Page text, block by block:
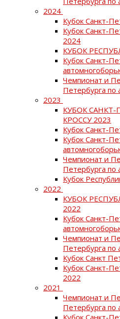
2024
Кубок Санкт-
Кубок Санкт-
2024
КУБОК
Кубок Санкт-
Чемпионат и
Петербурга по
2023
КУБОК САНКТ-
КРОССУ 2023
Кубок Санкт-
Кубок Санкт-
Чемпионат и
Петербурга по
Кубок
2022
КУБОК
2022
Кубок Санкт-
Чемпионат и
Петербурга по
Кубок Санкт
Кубок Санкт-
2022
2021
Чемпионат и
Петербурга по
Кубок Санкт-